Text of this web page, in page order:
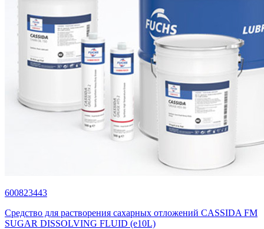
600823443
Средство для растворения сахарных отложений CASSIDA FM
SUGAR DISSOLVING FLUID (e10L)